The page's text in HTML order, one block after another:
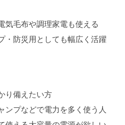
気毛布や調理家電も使える
・防災用としても幅広く活躍
り備えたい方
ンプなどで電力を多く使う人